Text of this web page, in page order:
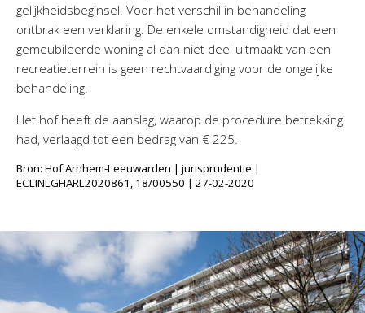
gelijkheidsbeginsel. Voor het verschil in behandeling
ontbrak een verklaring. De enkele omstandigheid dat een
gemeubileerde woning al dan niet deel uitmaakt van een
recreatieterrein is geen rechtvaardiging voor de ongelijke
behandeling.
Het hof heeft de aanslag, waarop de procedure betrekking
had, verlaagd tot een bedrag van € 225.
Bron: Hof Arnhem-Leeuwarden | jurisprudentie |
ECLINLGHARL2020861, 18/00550 | 27-02-2020